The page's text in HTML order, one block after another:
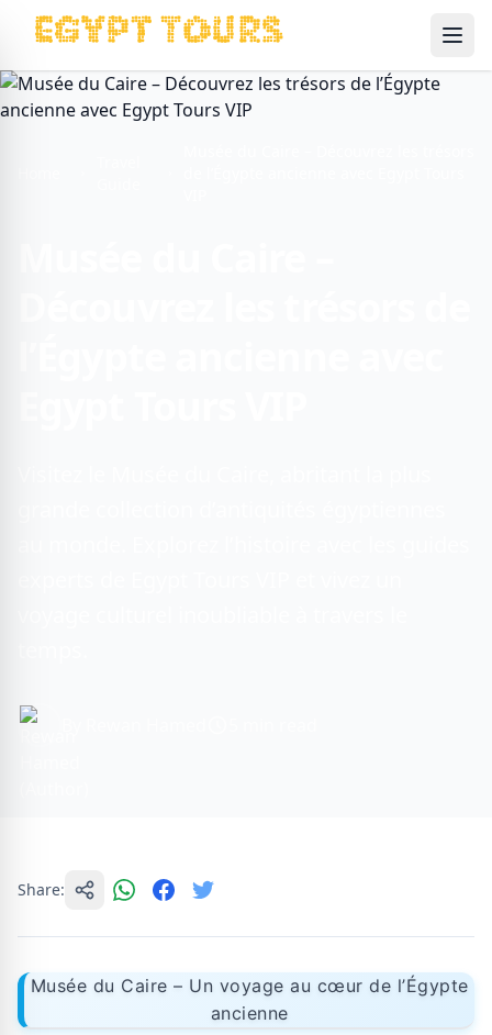
Share:
Musée du Caire – Un voyage au cœur de l’Égypte
ancienne